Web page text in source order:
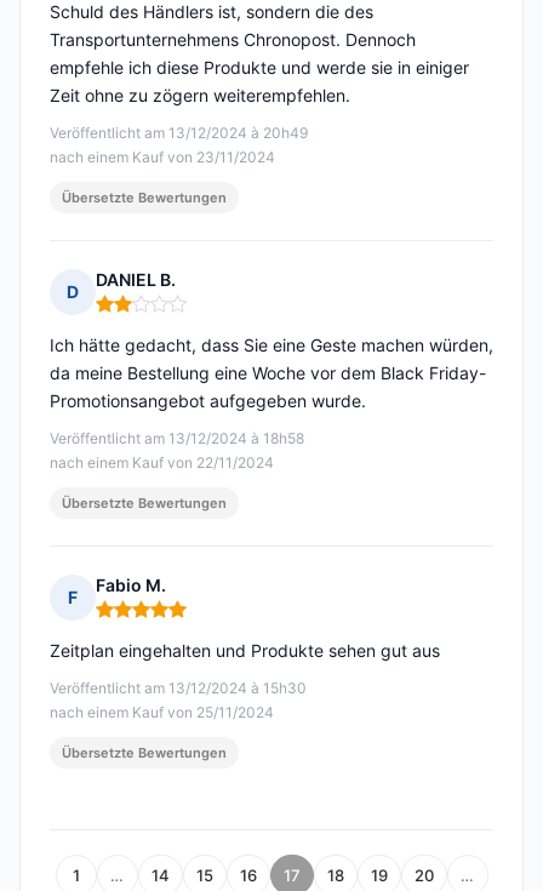
Veröffentlicht am 13/12/2024 à 20h49
nach einem Kauf von 23/11/2024
Schuld des Händlers ist, sondern die des
Transportunternehmens Chronopost. Dennoch
empfehle ich diese Produkte und werde sie in einiger
Zeit ohne zu zögern weiterempfehlen.
Übersetzte Bewertungen
D
DANIEL B.
Hinweis: 2 von 5
Veröffentlicht am 13/12/2024 à 18h58
nach einem Kauf von 22/11/2024
Ich hätte gedacht, dass Sie eine Geste machen würden,
da meine Bestellung eine Woche vor dem Black Friday-
Promotionsangebot aufgegeben wurde.
Übersetzte Bewertungen
F
Fabio M.
Hinweis: 5 von 5
Veröffentlicht am 13/12/2024 à 15h30
nach einem Kauf von 25/11/2024
Zeitplan eingehalten und Produkte sehen gut aus
Übersetzte Bewertungen
1 … 14 15 16 17 18 19 20 …